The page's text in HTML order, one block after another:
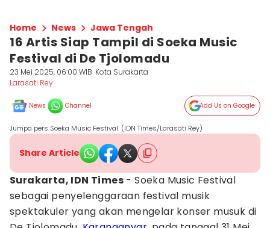
Home News Jawa Tengah
16 Artis Siap Tampil di Soeka Music
Festival di De Tjolomadu
23 Mei 2025, 06:00 WIB Kota Surakarta
Larasati Rey
News Channel Add Us on Google
Jumpa pers Soeka Music Festival. (IDN Times/Larasati Rey)
Share Article
Surakarta, IDN Times - Soeka Music Festival
sebagai penyelenggaraan festival musik
spektakuler yang akan mengelar konser musuk di